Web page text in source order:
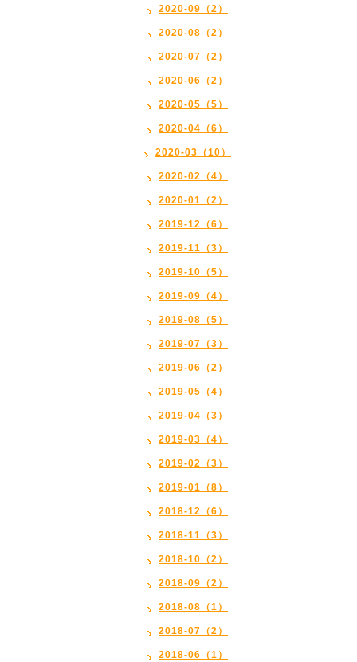
2020-09（2）
2020-08（2）
2020-07（2）
2020-06（2）
2020-05（5）
2020-04（6）
2020-03（10）
2020-02（4）
2020-01（2）
2019-12（6）
2019-11（3）
2019-10（5）
2019-09（4）
2019-08（5）
2019-07（3）
2019-06（2）
2019-05（4）
2019-04（3）
2019-03（4）
2019-02（3）
2019-01（8）
2018-12（6）
2018-11（3）
2018-10（2）
2018-09（2）
2018-08（1）
2018-07（2）
2018-06（1）